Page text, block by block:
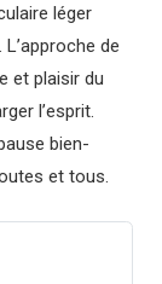
léger
de
et plaisir du
l’esprit.
bien-
et tous.